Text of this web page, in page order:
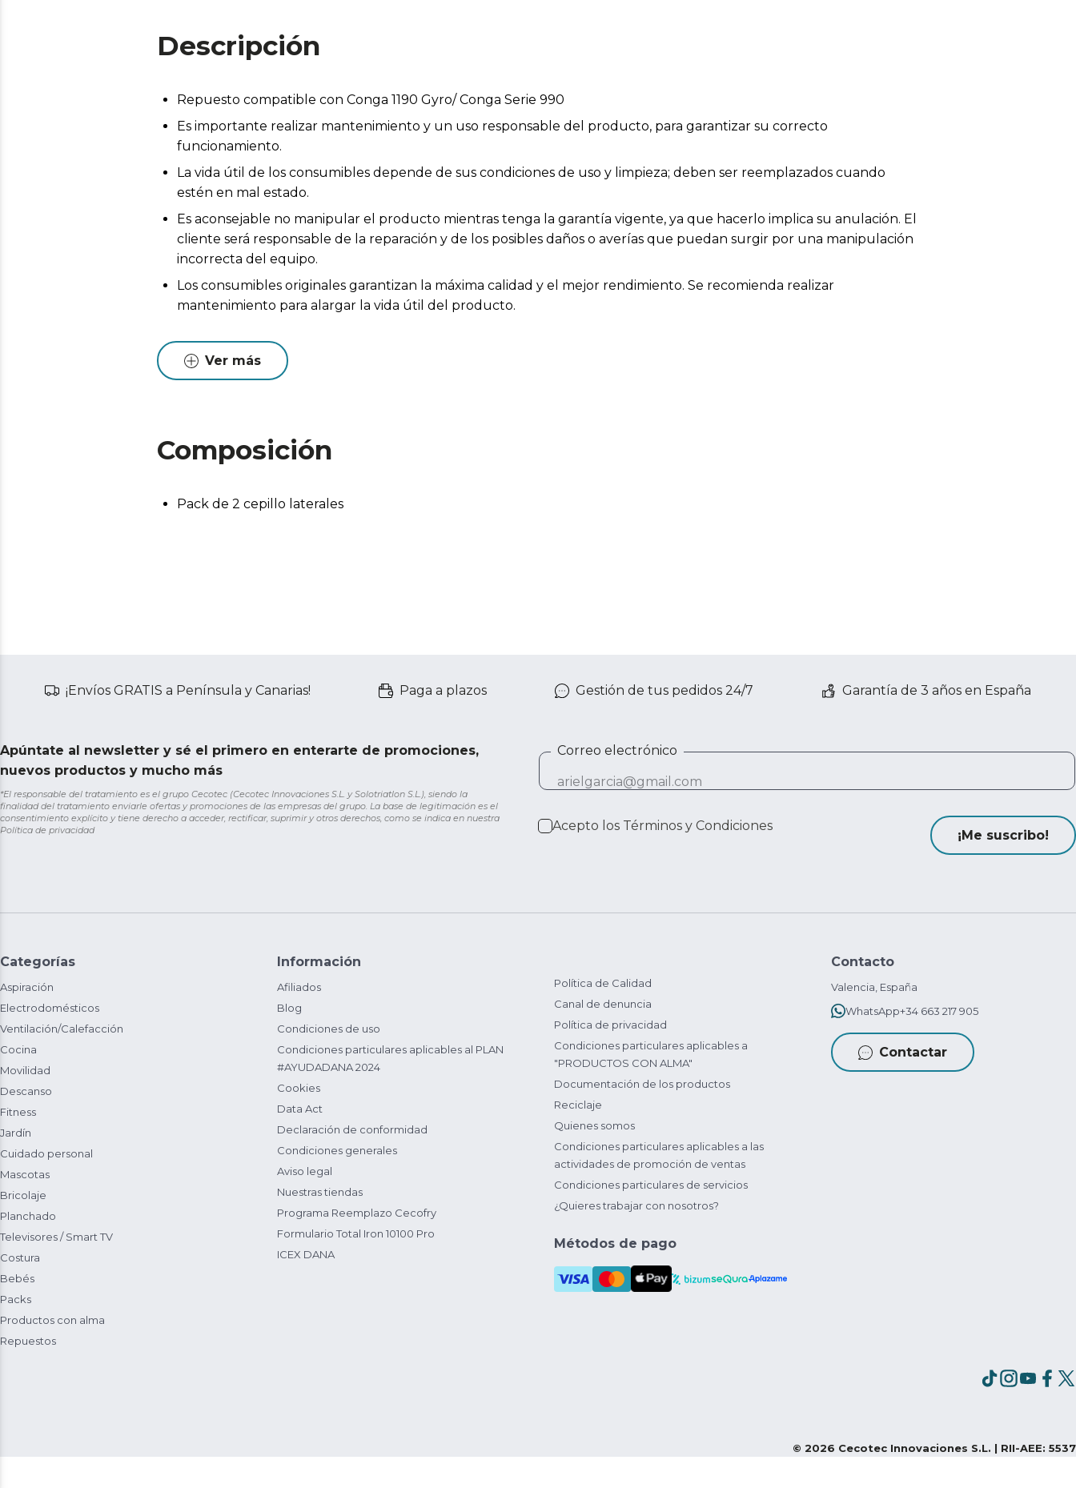
Descripción
Repuesto compatible con Conga 1190 Gyro/ Conga Serie 990
Es importante realizar mantenimiento y un uso responsable del producto, para garantizar su correcto
funcionamiento.
La vida útil de los consumibles depende de sus condiciones de uso y limpieza; deben ser reemplazados cuando
estén en mal estado.
Es aconsejable no manipular el producto mientras tenga la garantía vigente, ya que hacerlo implica su anulación. El
cliente será responsable de la reparación y de los posibles daños o averías que puedan surgir por una manipulación
incorrecta del equipo.
Los consumibles originales garantizan la máxima calidad y el mejor rendimiento. Se recomienda realizar
mantenimiento para alargar la vida útil del producto.
Ver más
Composición
Pack de 2 cepillo laterales
¡Envíos GRATIS a Península y Canarias! Paga a plazos Gestión de tus pedidos 24/7 Garantía de 3 años en España
Apúntate al newsletter y sé el primero en enterarte de promociones,
nuevos productos y mucho más
*El responsable del tratamiento es el grupo Cecotec (Cecotec Innovaciones S.L. y Solotriatlon S.L.), siendo la
finalidad del tratamiento enviarle ofertas y promociones de las empresas del grupo. La base de legitimación es el
consentimiento explícito y tiene derecho a acceder, rectificar, suprimir y otros derechos, como se indica en nuestra
Política de privacidad
Correo electrónico
Acepto los Términos y Condiciones
¡Me suscribo!
Categorías
Aspiración
Electrodomésticos
Ventilación/Calefacción
Cocina
Movilidad
Descanso
Fitness
Jardín
Cuidado personal
Mascotas
Bricolaje
Planchado
Televisores / Smart TV
Costura
Bebés
Packs
Productos con alma
Repuestos
Información
Afiliados
Blog
Condiciones de uso
Condiciones particulares aplicables al PLAN
#AYUDADANA 2024
Cookies
Data Act
Declaración de conformidad
Condiciones generales
Aviso legal
Nuestras tiendas
Programa Reemplazo Cecofry
Formulario Total Iron 10100 Pro
ICEX DANA
Política de Calidad
Canal de denuncia
Política de privacidad
Condiciones particulares aplicables a
"PRODUCTOS CON ALMA"
Documentación de los productos
Reciclaje
Quienes somos
Condiciones particulares aplicables a las
actividades de promoción de ventas
Condiciones particulares de servicios
¿Quieres trabajar con nosotros?
Métodos de pago
Contacto
Valencia, España
WhatsApp+34 663 217 905
Contactar
© 2026 Cecotec Innovaciones S.L. | RII-AEE: 5537